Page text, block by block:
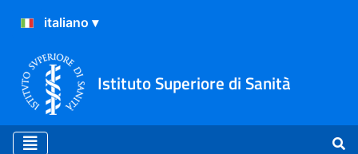
Istituto Superiore di Sanità